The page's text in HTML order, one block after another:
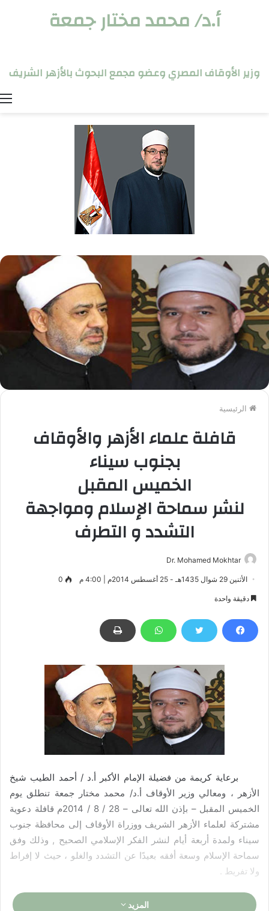
أ.د/ محمد مختار جمعة
وزير الأوقاف المصري وعضو مجمع البحوث بالأزهر الشريف
الرئيسية
قافلة علماء الأزهر والأوقاف
بجنوب سيناء
الخميس المقبل
لنشر سماحة الإسلام ومواجهة
التشدد و التطرف
Dr. Mohamed Mokhtar
الأثنين 29 شوال 1435هـ - 25 أغسطس 2014م | 4:00 م 0
دقيقة واحدة
برعاية كريمة من فضيلة الإمام الأكبر أ.د / أحمد الطيب شيخ
الأزهر ، ومعالي وزير الأوقاف أ.د/ محمد مختار جمعة تنطلق يوم
الخميس المقبل – بإذن الله تعالى – 28 / 8 / 2014م قافلة دعوية
مشتركة لعلماء الأزهر الشريف ووزراة الأوقاف إلى محافظة جنوب
سيناء ولمدة أربعة أيام لنشر الفكر الإسلامي الصحيح , وذلك وفق
سماحة الإسلام وسعة أفقه بعيدًا عن التشدد والغلو ، حيث لا إفراط
ولا تفريط .
وتقوم القافلة بإلقاء عدة محاضرات ودروس وندوات دينية
المزيد